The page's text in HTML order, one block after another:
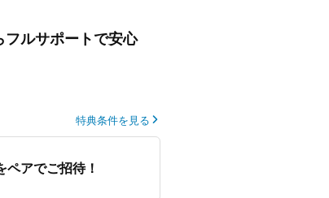
フルサポートで安心
特典条件を見る
ペアでご招待！